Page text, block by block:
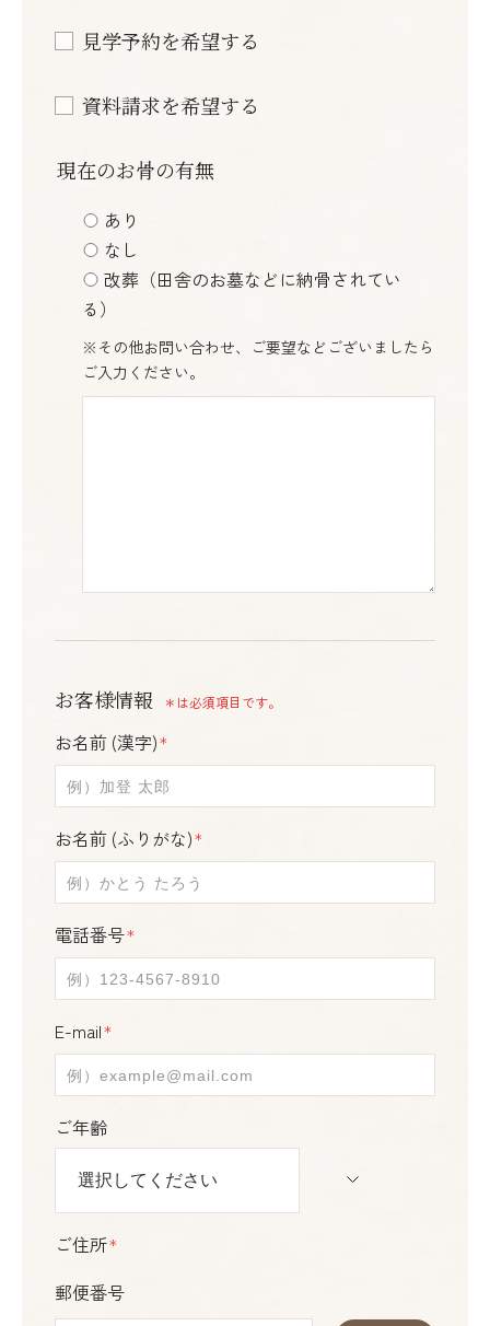
見学予約を希望する
資料請求を希望する
現在のお骨の有無
あり
なし
改葬（田舎のお墓などに納骨されてい
る）
※その他お問い合わせ、ご要望などございましたら
ご入力ください。
お客様情報 ＊は必須項目です。
お名前 (漢字) ＊
お名前 (ふりがな) ＊
電話番号＊
E-mail ＊
ご年齢
ご住所＊
郵便番号